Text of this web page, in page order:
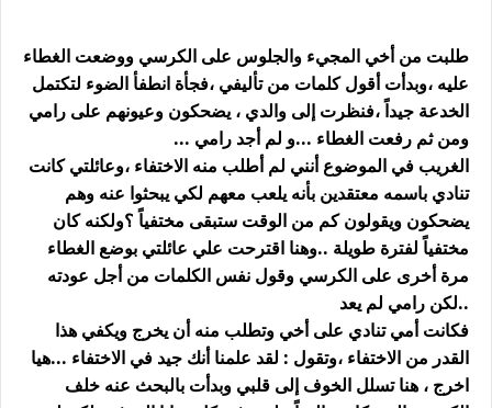
طلبت من أخي المجيء والجلوس على الكرسي ووضعت الغطاء
عليه ،وبدأت أقول كلمات من تأليفي ،فجأة انطفأ الضوء لتكتمل
الخدعة جيداً ،فنظرت إلى والدي ، يضحكون وعيونهم على رامي
ومن ثم رفعت الغطاء ...و لم أجد رامي ...
الغريب في الموضوع أنني لم أطلب منه الاختفاء ،وعائلتي كانت
تنادي باسمه معتقدين بأنه يلعب معهم لكي يبحثوا عنه وهم
يضحكون ويقولون كم من الوقت ستبقى مختفياً ؟ولكنه كان
مختفياً لفترة طويلة ..وهنا اقترحت علي عائلتي بوضع الغطاء
مرة أخرى على الكرسي وقول نفس الكلمات من أجل عودته
..لكن رامي لم يعد
فكانت أمي تنادي على أخي وتطلب منه أن يخرج ويكفي هذا
القدر من الاختفاء ،وتقول : لقد علمنا أنك جيد في الاختفاء ...هيا
اخرج ، هنا تسلل الخوف إلى قلبي وبدأت بالبحث عنه خلف